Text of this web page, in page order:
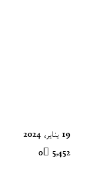
19 يناير، 2024
0 5٬452